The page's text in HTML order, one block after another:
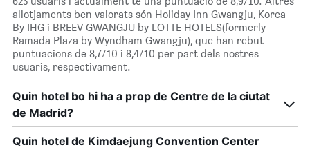
allotjaments ben valorats són Holiday Inn Gwangju, Korea
By IHG i BREEV GWANGJU by LOTTE HOTELS(formerly
Ramada Plaza by Wyndham Gwangju), que han rebut
puntuacions de 8,7/10 i 8,4/10 per part dels nostres
usuaris, respectivament.
Quin hotel bo hi ha a prop de Centre de la ciutat
de Madrid?
Quin hotel de Kimdaejung Convention Center